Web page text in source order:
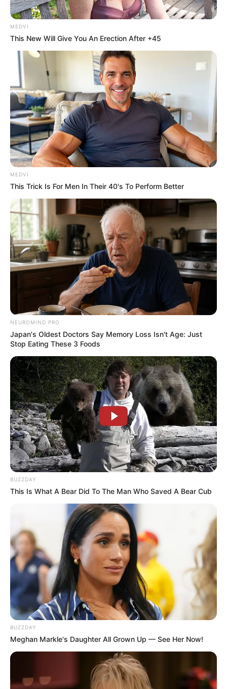
MEDVI
This New Will Give You An Erection After +45
MEDVI
This Trick Is For Men In Their 40's To Perform Better
NEUROMIND PRO
Japan's Oldest Doctors Say Memory Loss Isn't Age: Just
Stop Eating These 3 Foods
BUZZDAY
This Is What A Bear Did To The Man Who Saved A Bear Cub
BUZZDAY
Meghan Markle's Daughter All Grown Up — See Her Now!